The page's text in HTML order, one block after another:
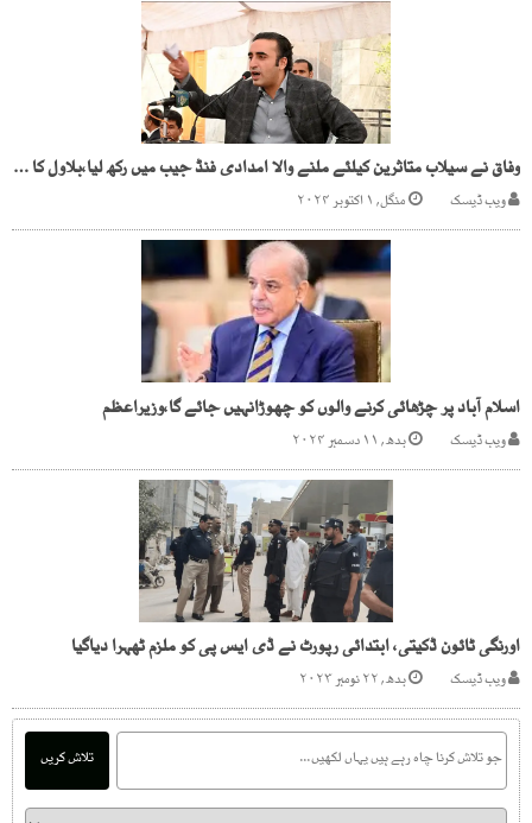
وفاق نے سیلاب متاثرین کیلئے ملنے والا امدادی فنڈ جیب میں رکھ لیا،بلاول کا الزام
ویب ڈیسک منگل, ۱ اکتوبر ۲۰۲۴
اسلام آباد پر چڑھائی کرنے والوں کو چھوڑانہیں جائے گا،وزیراعظم
ویب ڈیسک بدھ, ۱۱ دسمبر ۲۰۲۴
اورنگی ٹائون ڈکیتی، ابتدائی رپورٹ نے ڈی ایس پی کو ملزم ٹھہرا دیاگیا
ویب ڈیسک بدھ, ۲۲ نومبر ۲۰۲۳
تلاش کریں